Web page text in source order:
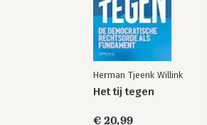
Herman Tjeenk Willink
Het tij tegen
€ 20,99